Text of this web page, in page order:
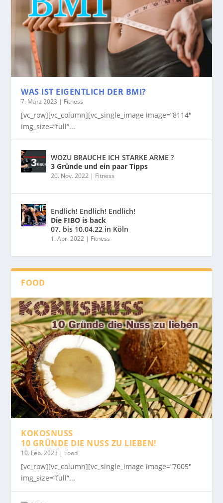
WAS IST EIGENTLICH DER BMI?
7. März 2023 | Fitness
[vc_row][vc_column][vc_single_image image=“8114″
img_size=“full“...
WOZU BRAUCHE ICH STARKE ARME ?
3 Gründe und ein paar Tipps
20. Nov. 2022 | Fitness
Endlich! Endlich! Endlich!
Die FIBO is back
07. bis 10.04.22 in Köln
1. Apr. 2022 | Fitness
FOOD
KOKOSNUSS
10 GRÜNDE DIE NUSS ZU LIEBEN!
10. Feb. 2023 | Food
[vc_row][vc_column][vc_single_image image=“7005″
img_size=“full“...